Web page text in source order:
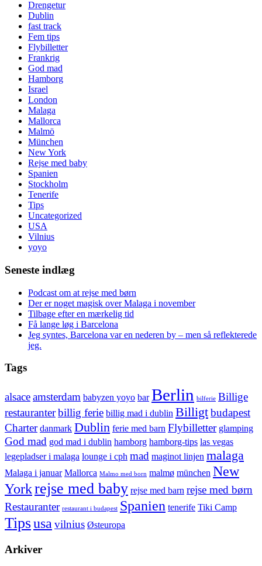
Drengetur
Dublin
fast track
Fem tips
Flybilletter
Frankrig
God mad
Hamborg
Israel
London
Malaga
Mallorca
Malmö
München
New York
Rejse med baby
Spanien
Stockholm
Tenerife
Tips
Uncategorized
USA
Vilnius
yoyo
Seneste indlæg
Podcast om at rejse med børn
Der er noget magisk over Malaga i november
Tilbage efter en mærkelig tid
Få lange løg i Barcelona
Jeg syntes, Barcelona var en nederen by – men så reflekterede
jeg.
Tags
alsaceamsterdam babyzen yoyo bar Berlin bilferie Billige
restauranterbillig ferie billig mad i dublin Billigtbudapest
Charter danmark Dublin ferie med barn Flybilletter glamping
God mad god mad i dublin hamborg hamborg-tips las vegas
legepladser i malaga lounge i cph mad maginot linjen malaga
Malaga i januar Mallorca Malmo med born malmø münchen New
Yorkrejse med baby rejse med barn rejse med børn
Restauranter restaurant i budapest Spanien tenerife Tiki Camp
Tipsusa vilnius Østeuropa
Arkiver